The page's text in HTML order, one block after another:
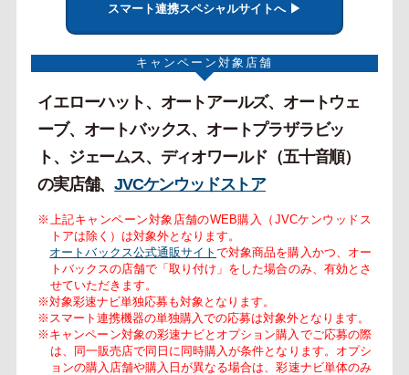
スマート連携スペシャルサイトへ ▶
キャンペーン対象店舗
イエローハット、オートアールズ、オートウェ
ーブ、オートバックス、オートプラザラビッ
ト、ジェームス、ディオワールド（五十音順）
の実店舗、JVCケンウッドストア
※上記キャンペーン対象店舗のWEB購入（JVCケンウッドス
トアは除く）は対象外となります。
オートバックス公式通販サイトで対象商品を購入かつ、オー
トバックスの店舗で「取り付け」をした場合のみ、有効とさ
せていただきます。
※対象彩速ナビ単独応募も対象となります。
※スマート連携機器の単独購入での応募は対象外となります。
※キャンペーン対象の彩速ナビとオプション購入でご応募の際
は、同一販売店で同日に同時購入が条件となります。オプシ
ョンの購入店舗や購入日が異なる場合は、彩速ナビ単体のみ